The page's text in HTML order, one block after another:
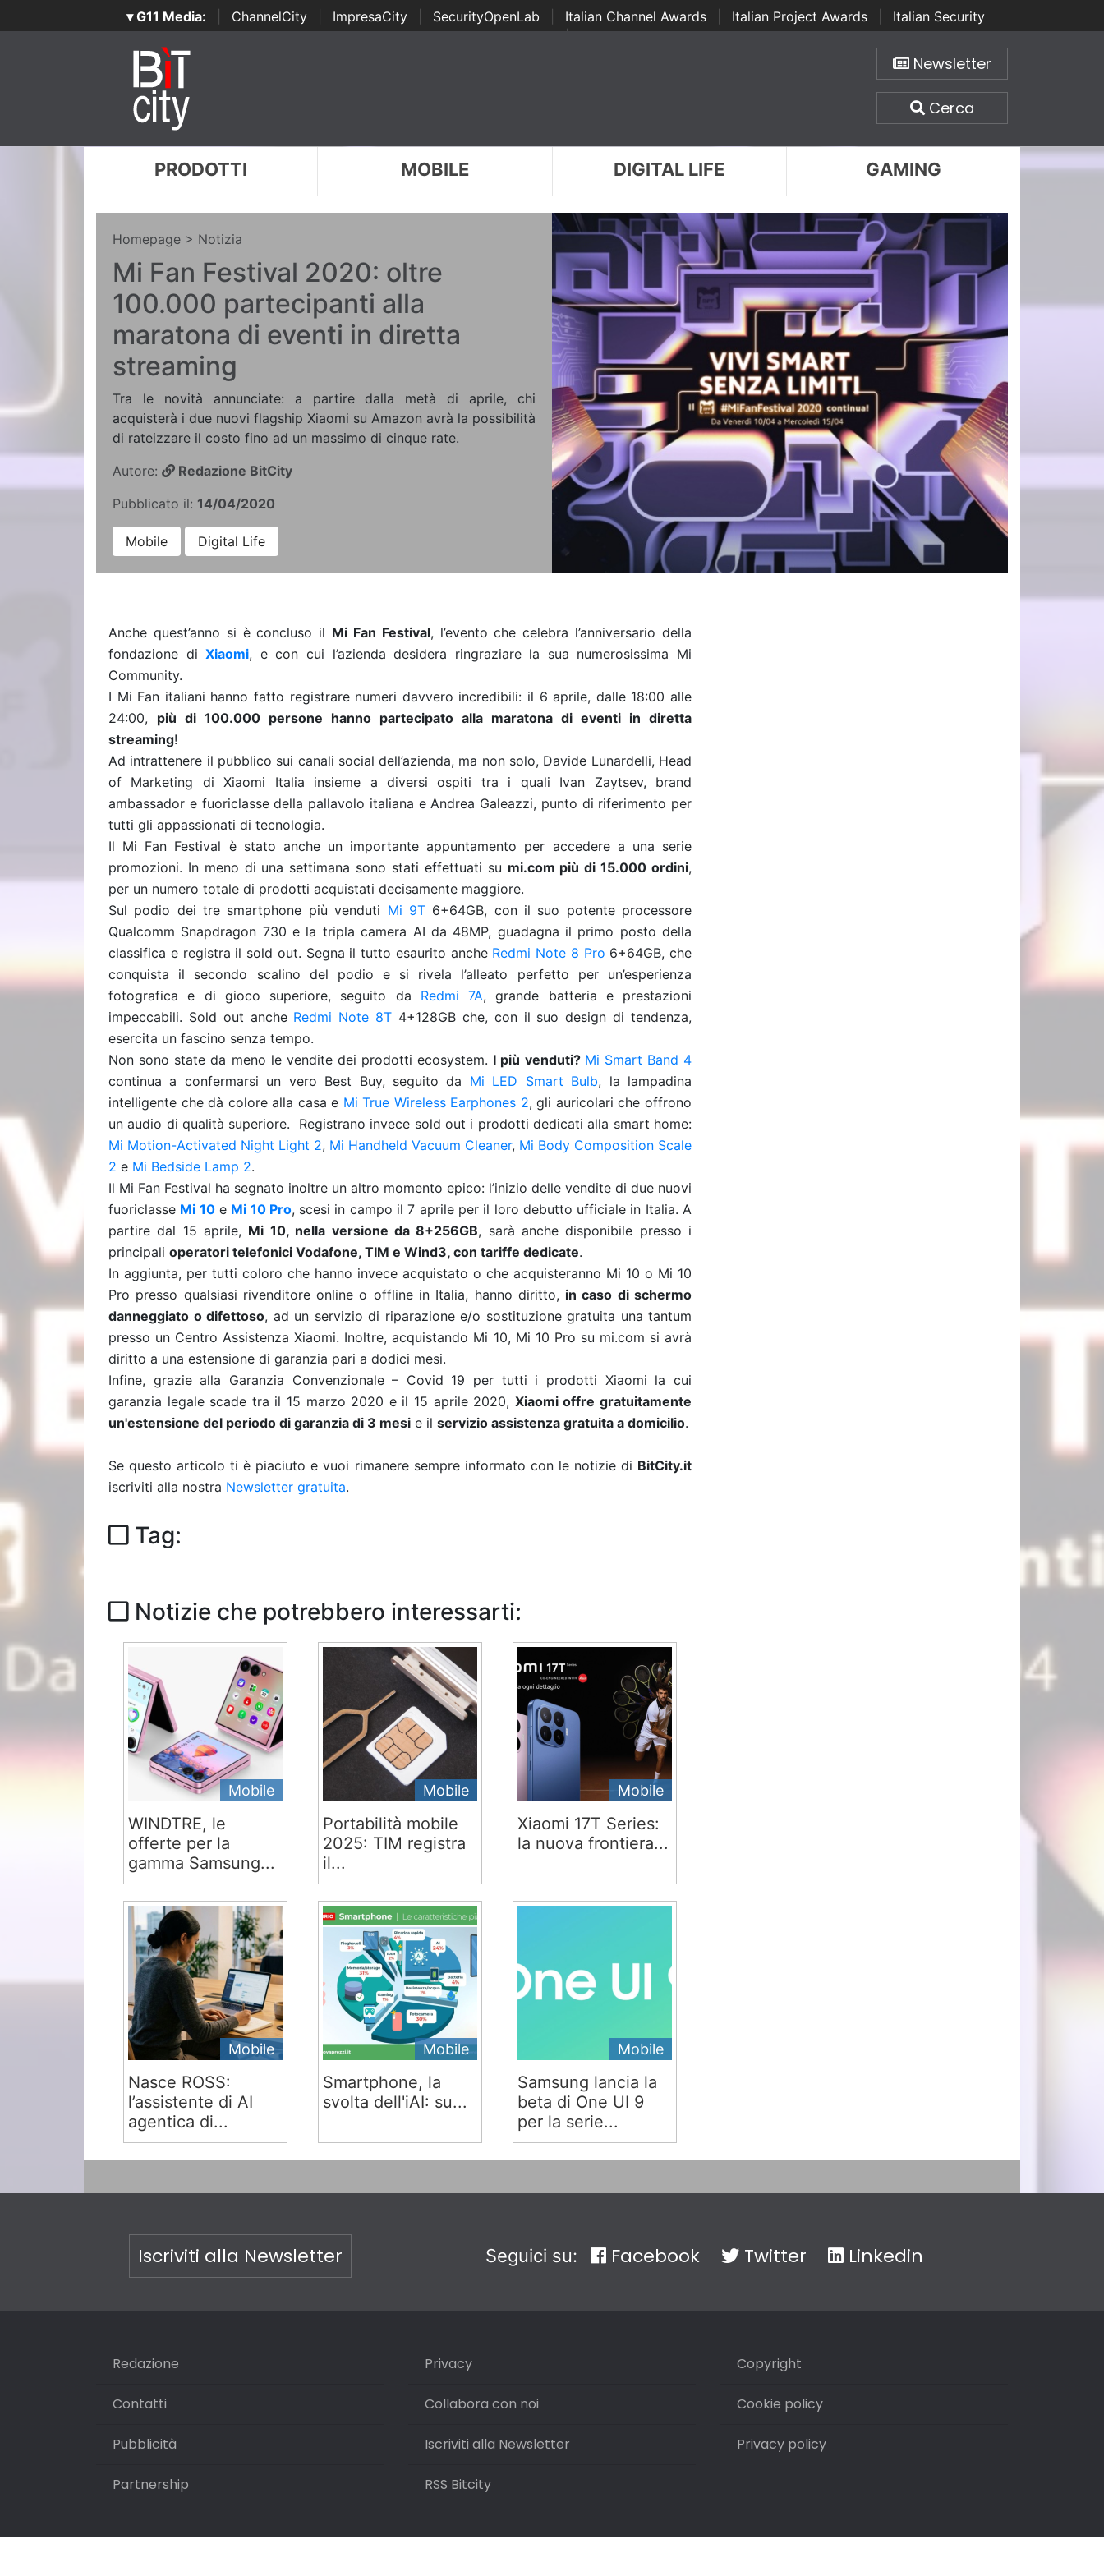
▾ G11 Media: ChannelCity ImpresaCity SecurityOpenLab Italian Channel Awards Italian Project Awards
Italian Security
Awards | ...
Newsletter
Cerca
PRODOTTI MOBILE DIGITAL LIFE GAMING
Homepage > Notizia
Mi Fan Festival 2020: oltre
100.000 partecipanti alla
maratona di eventi in diretta
streaming
Tra le novità annunciate: a partire dalla metà di aprile, chi
acquisterà i due nuovi flagship Xiaomi su Amazon avrà la possibilità
di rateizzare il costo fino ad un massimo di cinque rate.
Autore:
Redazione BitCity
Pubblicato il: 14/04/2020
Mobile Digital Life
Anche quest’anno si è concluso il Mi Fan Festival, l’evento che celebra l’anniversario della
fondazione diXiaomi, e con cui l’azienda desidera ringraziare la sua numerosissima Mi
Community.
I Mi Fan italiani hanno fatto registrare numeri davvero incredibili: il 6 aprile, dalle 18:00 alle
24:00, più di 100.000 persone hanno partecipato alla maratona di eventi in diretta
streaming!
Ad intrattenere il pubblico sui canali social dell’azienda, ma non solo, Davide Lunardelli, Head
of Marketing di Xiaomi Italia insieme a diversi ospiti tra i quali Ivan Zaytsev, brand
ambassador e fuoriclasse della pallavolo italiana e Andrea Galeazzi, punto di riferimento per
tutti gli appassionati di tecnologia.
Il Mi Fan Festival è stato anche un importante appuntamento per accedere a una serie
promozioni. In meno di una settimana sono stati effettuati su mi.com più di 15.000 ordini,
per un numero totale di prodotti acquistati decisamente maggiore.
Sul podio dei tre smartphone più venduti Mi 9T6+64GB, con il suo potente processore
Qualcomm Snapdragon 730 e la tripla camera AI da 48MP, guadagna il primo posto della
classifica e registra il sold out. Segna il tutto esaurito anche Redmi Note 8 Pro 6+64GB, che
conquista il secondo scalino del podio e si rivela l’alleato perfetto per un’esperienza
fotografica e di gioco superiore, seguito da Redmi 7A, grande batteria e prestazioni
impeccabili. Sold out anche Redmi Note 8T 4+128GB che, con il suo design di tendenza,
esercita un fascino senza tempo.
Non sono state da meno le vendite dei prodotti ecosystem. I più venduti? Mi Smart Band 4
continua a confermarsi un vero Best Buy, seguito da Mi LED Smart Bulb, la lampadina
intelligente che dà colore alla casa e Mi True Wireless Earphones 2, gli auricolari che offrono
un audio di qualità superiore.
Registrano invece sold out i prodotti dedicati alla smart home:
Mi Motion-Activated Night Light 2, Mi Handheld Vacuum Cleaner, Mi Body Composition Scale
2 e Mi Bedside Lamp 2.
Il Mi Fan Festival ha segnato inoltre un altro momento epico: l’inizio delle vendite di due nuovi
fuoriclasse Mi 10e Mi 10 Pro, scesi in campo il 7 aprile per il loro debutto ufficiale in Italia. A
partire dal 15 aprile, Mi 10, nella versione da 8+256GB, sarà anche disponibile presso i
principali operatori telefonici Vodafone, TIM e Wind3, con tariffe dedicate.
In aggiunta, per tutti coloro che hanno invece acquistato o che acquisteranno Mi 10 o Mi 10
Pro presso qualsiasi rivenditore online o offline in Italia, hanno diritto, in caso di schermo
danneggiato o difettoso, ad un servizio di riparazione e/o sostituzione gratuita una tantum
presso un Centro Assistenza Xiaomi. Inoltre, acquistando Mi 10, Mi 10 Pro su mi.com si avrà
diritto a una estensione di garanzia pari a dodici mesi.
Infine, grazie alla Garanzia Convenzionale – Covid 19 per tutti i prodotti Xiaomi la cui
garanzia legale scade tra il 15 marzo 2020 e il 15 aprile 2020, Xiaomi offre gratuitamente
un'estensione del periodo di garanzia di 3 mesi e il servizio assistenza gratuita a domicilio.
Se questo articolo ti è piaciuto e vuoi rimanere sempre informato con le notizie di BitCity.it
iscriviti alla nostra Newsletter gratuita.
Tag:
Notizie che potrebbero interessarti:
Mobile
WINDTRE, le
offerte per la
gamma Samsung...
Mobile
Portabilità mobile
2025: TIM registra
il...
Mobile
Xiaomi 17T Series:
la nuova frontiera...
Mobile
Nasce ROSS:
l’assistente di AI
agentica di...
Mobile
Smartphone, la
svolta dell'iAI: su...
Mobile
Samsung lancia la
beta di One UI 9
per la serie...
Iscriviti alla Newsletter Seguici su: Facebook Twitter Linkedin
Redazione
Contatti
Pubblicità
Partnership
Privacy
Collabora con noi
Iscriviti alla Newsletter
RSS Bitcity
Copyright
Cookie policy
Privacy policy